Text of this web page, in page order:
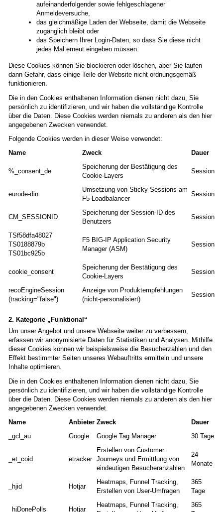
aufeinanderfolgender sowie fehlgeschlagener
Anmeldeversuche,
das gleichmäßige Laden der Webseite, damit die Webseite
zugänglich bleibt oder
das Speichern Ihrer Login-Daten, so dass Sie diese nicht
jedes Mal erneut eingeben müssen.
Diese Cookies können Sie blockieren oder löschen, aber Sie laufen
dann Gefahr, dass einige Teile der Website nicht ordnungsgemäß
funktionieren.
Die in den Cookies enthaltenen Information dienen nicht dazu, Sie
persönlich zu identifizieren, und wir haben die vollständige Kontrolle
über die Daten. Diese Cookies werden niemals zu anderen als den hier
angegebenen Zwecken verwendet.
Folgende Cookies werden in dieser Weise verwendet:
Name
Zweck Dauer
%_consent_de
Speicherung der Bestätigung des
Cookie-Layers
Session
eurode-din
Umsetzung von Sticky-Sessions am
F5-Loadbalancer
Session
CM_SESSIONID
Speicherung der Session-ID des
Benutzers
Session
TSf58dfa48027
TS0188879b
TS01bc925b
F5 BIG-IP Application Security
Manager (ASM)
Session
cookie_consent
Speicherung der Bestätigung des
Cookie-Layers
Session
recoEngineSession
(tracking="false")
Anzeige von Produktempfehlungen
(nicht-personalisiert)
Session
2. Kategorie „Funktional“
Um unser Angebot und unsere Webseite weiter zu verbessern,
erfassen wir anonymisierte Daten für Statistiken und Analysen. Mithilfe
dieser Cookies können wir beispielsweise die Besucherzahlen und den
Effekt bestimmter Seiten unseres Webauftritts ermitteln und unsere
Inhalte optimieren.
Die in den Cookies enthaltenen Information dienen nicht dazu, Sie
persönlich zu identifizieren, und wir haben die vollständige Kontrolle
über die Daten. Diese Cookies werden niemals zu anderen als den hier
angegebenen Zwecken verwendet.
Name
Anbieter Zweck
Dauer
_gcl_au
Google Google Tag Manager 30 Tage
_et_coid etracker
Erstellen von Customer
Journeys und Ermittlung von
eindeutigen Besucheranzahlen
24
Monate
_hjid Hotjar
Heatmaps, Funnel Tracking,
Erstellen von User-Umfragen
365
Tage
_hjDonePolls Hotjar
Heatmaps, Funnel Tracking,
365